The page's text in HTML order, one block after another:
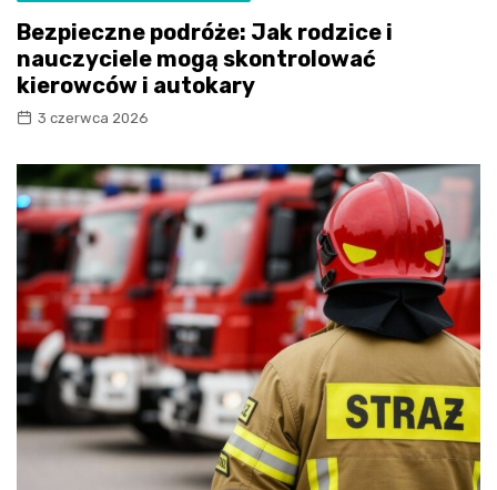
Bezpieczne podróże: Jak rodzice i
nauczyciele mogą skontrolować
kierowców i autokary
3 czerwca 2026